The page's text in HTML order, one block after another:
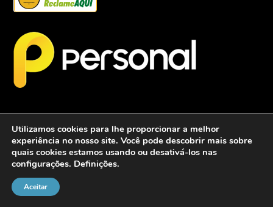
2026 - Personalcob - CNPJ: 12.837.042/0001-60- Todos direitos
Utilizamos cookies para lhe proporcionar a melhor
experiência no nosso site. Você pode descobrir mais sobre
quais cookies estamos usando ou desativá-los nas
configurações. Definições.
Aceitar